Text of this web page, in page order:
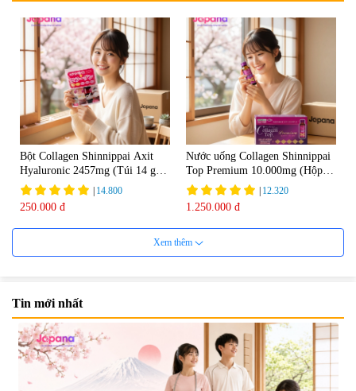
Bột Collagen Shinnippai Axit
Hyaluronic 2457mg (Túi 14 gói
x 3g) - Date 04/2027
| 14.800
250.000 đ
Nước uống Collagen Shinnippai
Top Premium 10.000mg (Hộp
10 chai x 50ml)
| 12.320
1.250.000 đ
Nước uống đẹp da Collagen
20000mg Plus (Hộp 10 chai x
Nước uống Collagen Kaza Rose
Lady 5000mg (Hộp 10 chai x
Xem thêm
Tin mới nhất